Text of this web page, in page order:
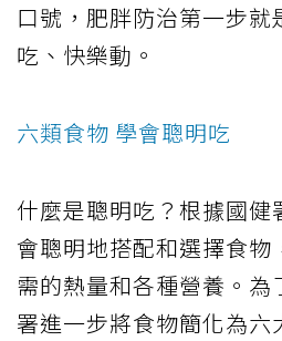
口號，肥胖防治第一步就
吃、快樂動。
六類食物 學會聰明吃
什麼是聰明吃？根據國健
會聰明地搭配和選擇食物
需的熱量和各種營養。為
署進一步將食物簡化為六